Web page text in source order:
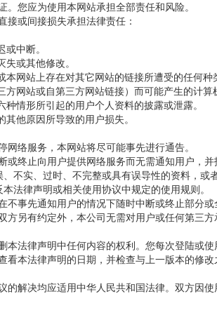
您应为使用本网站承担全部责任和风险。
或间接损失承担法律责任：
中断。
或其他修改。
站上存在对其它网站的链接所遭受的任何种
站或自第三方网站链接）而可能产生的计算
情形所引起的用户个人资料的披露或泄露。
他原因所导致的用户损失。
络服务，本网站将尽可能事先进行通告。
或终止向用户提供网络服务而无需通知用户，
不实、过时、不完整或具有误导性的资料，或
法律声明或相关使用协议中规定的使用规则。
事先通知用户的情况下随时中断或终止部分或
方另有约定外，本公司无需对用户或任何第三方
法律声明中任何内容的权利。您每次登陆或使
本法律声明的日期，并检查与上一版本的修改
解决均应适用中华人民共和国法律。双方因使